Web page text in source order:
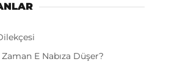
E Nabıza Düşer?